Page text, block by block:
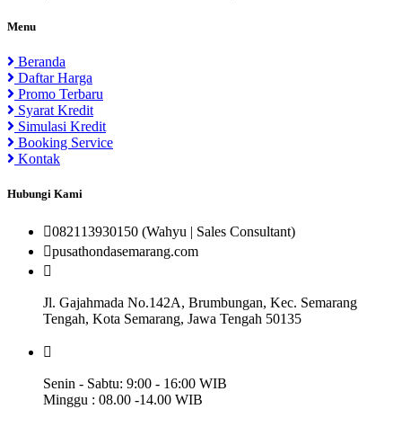
Menu
Beranda
Daftar Harga
Promo Terbaru
Syarat Kredit
Simulasi Kredit
Booking Service
Kontak
Hubungi Kami
082113930150 (Wahyu | Sales Consultant)
pusathondasemarang.com
Jl. Gajahmada No.142A, Brumbungan, Kec. Semarang
Tengah, Kota Semarang, Jawa Tengah 50135
Senin - Sabtu: 9:00 - 16:00 WIB
Minggu : 08.00 -14.00 WIB